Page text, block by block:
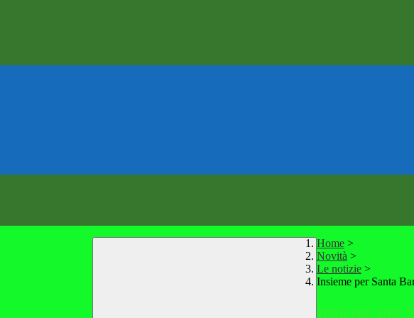
Home >
Novità >
Le notizie >
Insieme per Santa
Insieme per